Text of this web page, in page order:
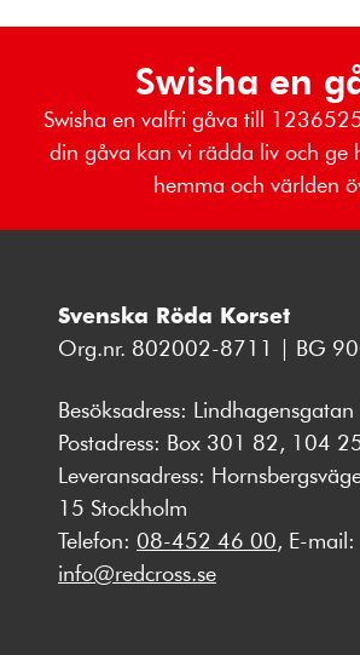
Swisha en
Swisha en valfri gåva till
din gåva kan vi rädda liv och ge
hemma och världen
Svenska Röda Korset
Org.nr. 802002-8711 | BG
Besöksadress:
Postadress: Box 301 82, 104
Leveransadress:
15 Stockholm
Telefon: 08-452 46 00, E-mail:
info@redcross.se